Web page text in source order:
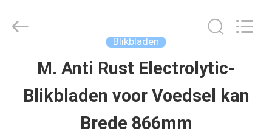
PRODUCTEN
METAL
Reserved.
Blikbladen
M. Anti Rust Electrolytic-
Blikbladen voor Voedsel kan
Brede 866mm